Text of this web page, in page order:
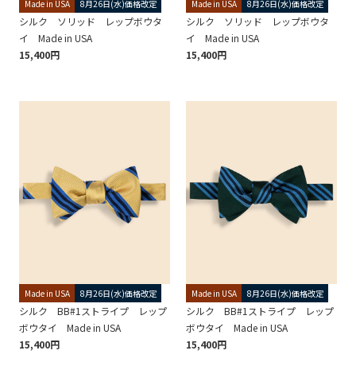
Made in USA 8月26日(水)価格改定
シルク ソリッド レップボウタ
イ Made in USA
15,400円
Made in USA 8月26日(水)価格改定
シルク ソリッド レップボウタ
イ Made in USA
15,400円
Made in USA 8月26日(水)価格改定
シルク BB#1ストライプ レップ
ボウタイ Made in USA
15,400円
Made in USA 8月26日(水)価格改定
シルク BB#1ストライプ レップ
ボウタイ Made in USA
15,400円